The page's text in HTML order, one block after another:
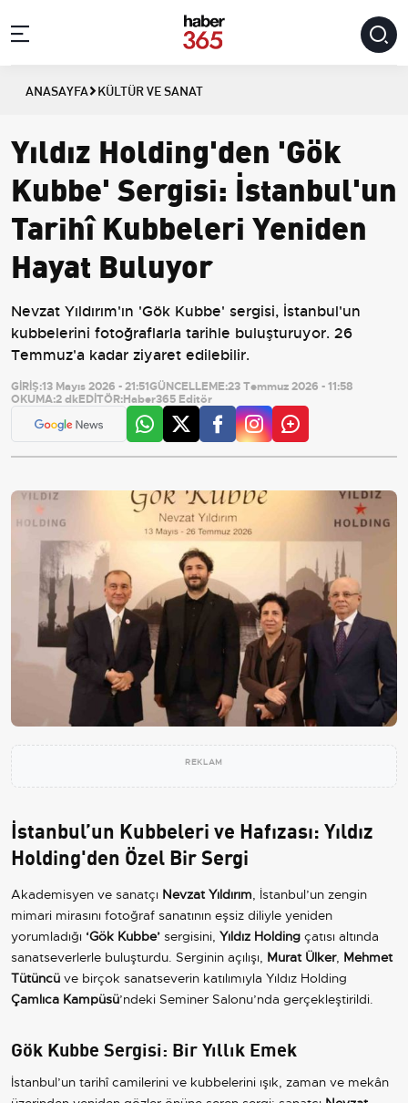
ANASAYFA KÜLTÜR VE SANAT
Yıldız Holding'den 'Gök
Kubbe' Sergisi: İstanbul'un
Tarihî Kubbeleri Yeniden
Hayat Buluyor
Nevzat Yıldırım'ın 'Gök Kubbe' sergisi, İstanbul'un
kubbelerini fotoğraflarla tarihle buluşturuyor. 26
Temmuz'a kadar ziyaret edilebilir.
GİRİŞ:13 Mayıs 2026 - 21:51GÜNCELLEME:23 Temmuz 2026 - 11:58
OKUMA:2 dkEDİTÖR:Haber365 Editör
REKLAM
İstanbul’un Kubbeleri ve Hafızası: Yıldız
Holding'den Özel Bir Sergi
Akademisyen ve sanatçı Nevzat Yıldırım, İstanbul’un zengin
mimari mirasını fotoğraf sanatının eşsiz diliyle yeniden
yorumladığı ‘Gök Kubbe’ sergisini, Yıldız Holding çatısı altında
sanatseverlerle buluşturdu. Serginin açılışı, Murat Ülker, Mehmet
Tütüncü ve birçok sanatseverin katılımıyla Yıldız Holding
Çamlıca Kampüsü’ndeki Seminer Salonu’nda gerçekleştirildi.
Gök Kubbe Sergisi: Bir Yıllık Emek
İstanbul’un tarihî camilerini ve kubbelerini ışık, zaman ve mekân